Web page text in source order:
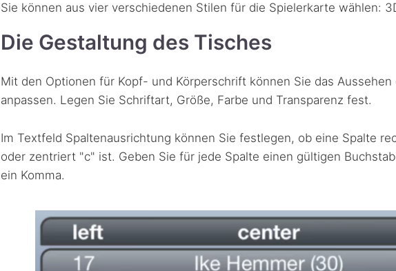
Sie können aus vier verschiedenen Stilen für die Spielerkarte wählen:
Die Gestaltung des Tisches
Mit den Optionen für Kopf- und Körperschrift können Sie das Aussehen
anpassen. Legen Sie Schriftart, Größe, Farbe und Transparenz fest.
Im Textfeld Spaltenausrichtung können Sie festlegen, ob eine Spalte
oder zentriert "c" ist. Geben Sie für jede Spalte einen gültigen
ein Komma.